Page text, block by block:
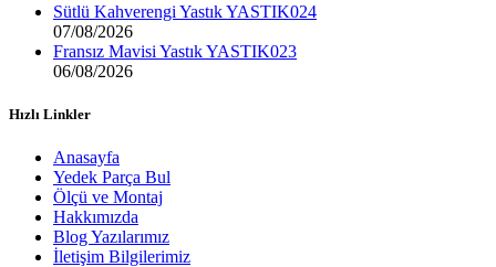
Sütlü Kahverengi Yastık YASTIK024
07/08/2026
Fransız Mavisi Yastık YASTIK023
06/08/2026
Hızlı Linkler
Anasayfa
Yedek Parça Bul
Ölçü ve Montaj
Hakkımızda
Blog Yazılarımız
İletişim Bilgilerimiz